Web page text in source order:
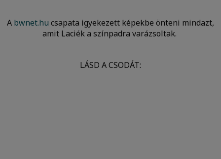
A bwnet.hu csapata igyekezett képekbe önteni mindazt,
amit Laciék a színpadra varázsoltak.
LÁSD A CSODÁT: